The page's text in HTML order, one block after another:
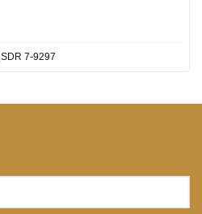
SDR 7-9297